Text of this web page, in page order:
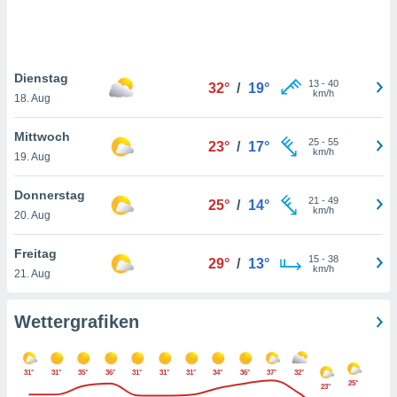
können
von
und
klicken.
und
Dienstag
18. Aug
32° / 19° 13- 40
km/h
Mittwoch
19. Aug
23° / 17° 25- 55
km/h
Donnerstag
20. Aug
25° / 14° 21 - 49
km/h
Freitag
21. Aug
29° / 13° 15- 38
km/h
Wettergrafiken
31° 31° 35° 36° 31° 31° 31° 34° 36° 37°
32°
23°
25°